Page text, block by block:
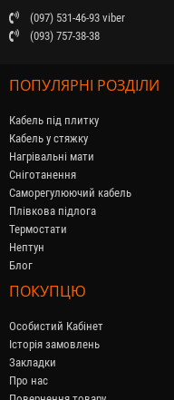
(097) 531-46-93 viber
(093) 757-38-38
ПОПУЛЯРНІ РОЗДІЛИ
Кабель під плитку
Кабель у стяжку
Нагрівальні мати
Сніготанення
Саморегулюючий кабель
Плівкова підлога
Термостати
Нептун
Блог
ПОКУПЦЮ
Особистий Кабінет
Історія замовлень
Закладки
Про нас